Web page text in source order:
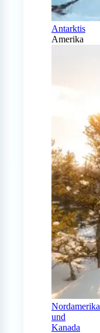
Antarktis
Amerika
Nordamerika
und
Kanada